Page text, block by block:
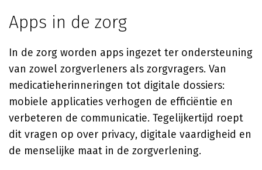
Apps in de zorg
In de zorg worden apps ingezet ter ondersteuning
van zowel zorgverleners als zorgvragers. Van
medicatieherinneringen tot digitale dossiers:
mobiele applicaties verhogen de efficiëntie en
verbeteren de communicatie. Tegelijkertijd roept
dit vragen op over privacy, digitale vaardigheid en
de menselijke maat in de zorgverlening.